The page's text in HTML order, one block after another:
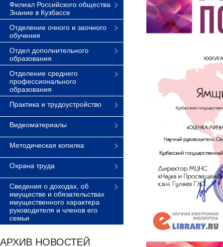
Филиал Российского общества
Знание в Кузбассе
Отделение очного и заочного
обучения
Отдел дополнительного
образования
Отделение среднего
профессионального
образования
Практика и трудоустройство
Видеоматериалы
Методическая копилка
Охрана труда
Сведения о доходах, об
имуществе и обязательствах
имущественного характера
руководителя и членов его
семьи
АРХИВ НОВОСТЕЙ